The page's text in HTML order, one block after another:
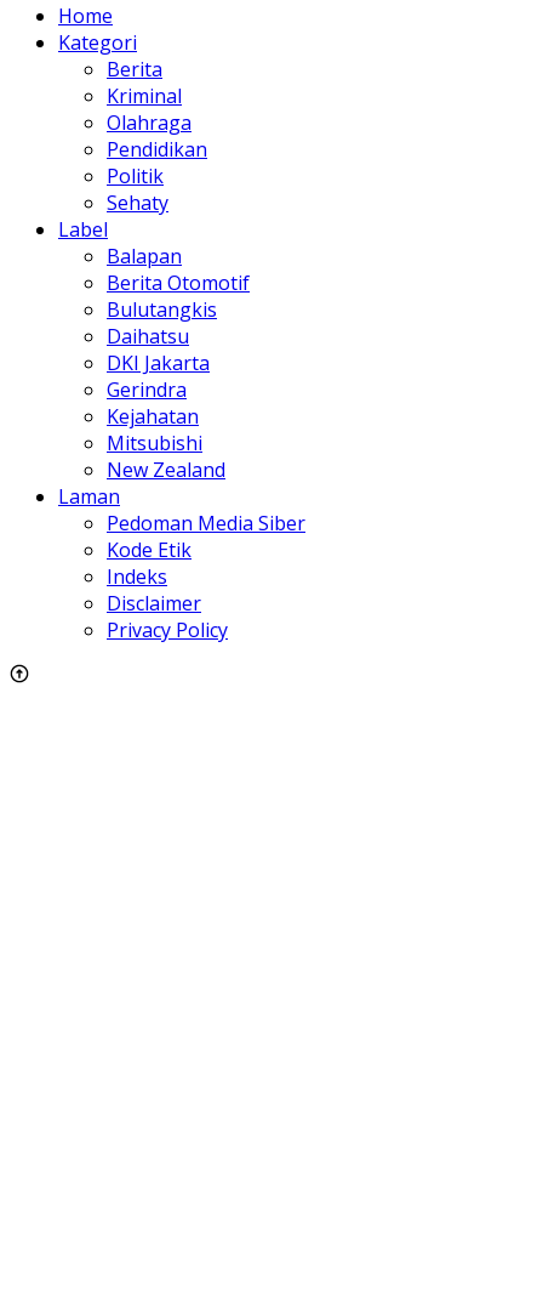
Home
Kategori
Berita
Kriminal
Olahraga
Pendidikan
Politik
Sehaty
Label
Balapan
Berita Otomotif
Bulutangkis
Daihatsu
DKI Jakarta
Gerindra
Kejahatan
Mitsubishi
New Zealand
Laman
Pedoman Media Siber
Kode Etik
Indeks
Disclaimer
Privacy Policy